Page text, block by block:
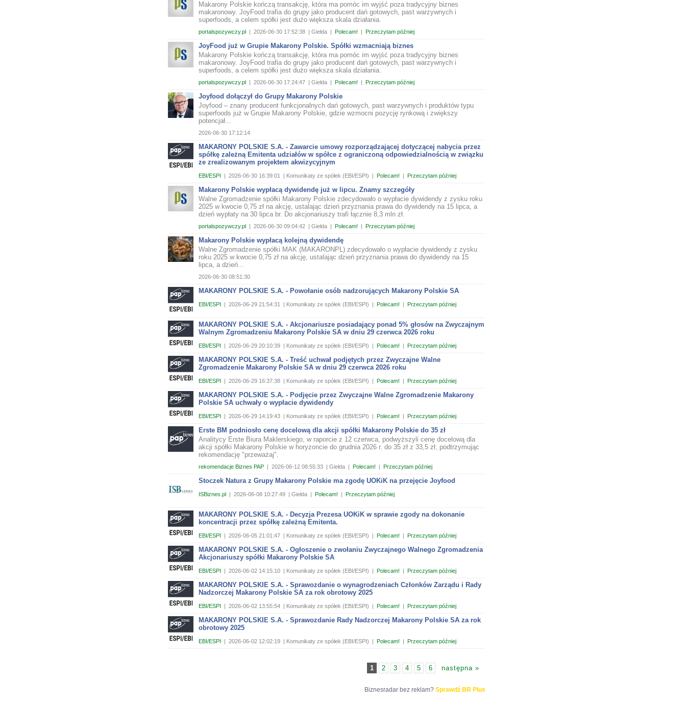
Makarony Polskie kończą transakcję, która ma pomóc im wyjść poza tradycyjny biznes
makaronowy. JoyFood trafia do grupy jako producent dań gotowych, past warzywnych i
superfoods, a celem spółki jest dużo większa skala działania.
portalspozywczy.pl | 2026-06-30 17:52:38 | Giełda | Polecam! | Przeczytam później
JoyFood już w Grupie Makarony Polskie. Spółki wzmacniają biznes
Makarony Polskie kończą transakcję, która ma pomóc im wyjść poza tradycyjny biznes
makaronowy. JoyFood trafia do grupy jako producent dań gotowych, past warzywnych i
superfoods, a celem spółki jest dużo większa skala działania.
portalspozywczy.pl | 2026-06-30 17:24:47 | Giełda | Polecam! | Przeczytam później
Joyfood dołączył do Grupy Makarony Polskie
Joyfood – znany producent funkcjonalnych dań gotowych, past warzywnych i produktów typu
superfoods już w Grupie Makarony Polskie, gdzie wzmocni pozycję rynkową i zwiększy
potencjał...
2026-06-30 17:12:14
MAKARONY POLSKIE S.A. - Zawarcie umowy rozporządzającej dotyczącej nabycia przez
spółkę zależną Emitenta udziałów w spółce z ograniczoną odpowiedzialnością w związku
ze zrealizowanym projektem akwizycyjnym
EBI/ESPI | 2026-06-30 16:39:01 | Komunikaty ze spółek (EBI/ESPI) | Polecam! | Przeczytam później
Makarony Polskie wypłacą dywidendę już w lipcu. Znamy szczegóły
Walne Zgromadzenie spółki Makarony Polskie zdecydowało o wypłacie dywidendy z zysku roku
2025 w kwocie 0,75 zł na akcję, ustalając dzień przyznania prawa do dywidendy na 15 lipca, a
dzień wypłaty na 30 lipca br. Do akcjonariuszy trafi łącznie 8,3 mln zł.
portalspozywczy.pl | 2026-06-30 09:04:42 | Giełda | Polecam! | Przeczytam później
Makarony Polskie wypłacą kolejną dywidendę
Walne Zgromadzenie spółki MAK (MAKARONPL) zdecydowało o wypłacie dywidendy z zysku
roku 2025 w kwocie 0,75 zł na akcję, ustalając dzień przyznania prawa do dywidendy na 15
lipca, a dzień...
2026-06-30 08:51:30
MAKARONY POLSKIE S.A. - Powołanie osób nadzorujących Makarony Polskie SA
EBI/ESPI | 2026-06-29 21:54:31 | Komunikaty ze spółek (EBI/ESPI) | Polecam! | Przeczytam później
MAKARONY POLSKIE S.A. - Akcjonariusze posiadający ponad 5% głosów na Zwyczajnym
Walnym Zgromadzeniu Makarony Polskie SA w dniu 29 czerwca 2026 roku
EBI/ESPI | 2026-06-29 20:10:39 | Komunikaty ze spółek (EBI/ESPI) | Polecam! | Przeczytam później
MAKARONY POLSKIE S.A. - Treść uchwał podjętych przez Zwyczajne Walne
Zgromadzenie Makarony Polskie SA w dniu 29 czerwca 2026 roku
EBI/ESPI | 2026-06-29 16:37:38 | Komunikaty ze spółek (EBI/ESPI) | Polecam! | Przeczytam później
MAKARONY POLSKIE S.A. - Podjęcie przez Zwyczajne Walne Zgromadzenie Makarony
Polskie SA uchwały o wypłacie dywidendy
EBI/ESPI | 2026-06-29 14:19:43 | Komunikaty ze spółek (EBI/ESPI) | Polecam! | Przeczytam później
Erste BM podniosło cenę docelową dla akcji spółki Makarony Polskie do 35 zł
Analitycy Erste Biura Maklerskiego, w raporcie z 12 czerwca, podwyższyli cenę docelową dla
akcji spółki Makarony Polskie w horyzoncie do grudnia 2026 r. do 35 zł z 33,5 zł, podtrzymując
rekomendację "przeważaj".
rekomendacje Biznes PAP | 2026-06-12 08:55:33 | Giełda | Polecam! | Przeczytam później
Stoczek Natura z Grupy Makarony Polskie ma zgodę UOKiK na przejęcie Joyfood
ISBiznes.pl | 2026-06-08 10:27:49 | Giełda | Polecam! | Przeczytam później
MAKARONY POLSKIE S.A. - Decyzja Prezesa UOKiK w sprawie zgody na dokonanie
koncentracji przez spółkę zależną Emitenta.
EBI/ESPI | 2026-06-05 21:01:47 | Komunikaty ze spółek (EBI/ESPI) | Polecam! | Przeczytam później
MAKARONY POLSKIE S.A. - Ogłoszenie o zwołaniu Zwyczajnego Walnego Zgromadzenia
Akcjonariuszy spółki Makarony Polskie SA
EBI/ESPI | 2026-06-02 14:15:10 | Komunikaty ze spółek (EBI/ESPI) | Polecam! | Przeczytam później
MAKARONY POLSKIE S.A. - Sprawozdanie o wynagrodzeniach Członków Zarządu i Rady
Nadzorczej Makarony Polskie SA za rok obrotowy 2025
EBI/ESPI | 2026-06-02 13:55:54 | Komunikaty ze spółek (EBI/ESPI) | Polecam! | Przeczytam później
MAKARONY POLSKIE S.A. - Sprawozdanie Rady Nadzorczej Makarony Polskie SA za rok
obrotowy 2025
EBI/ESPI | 2026-06-02 12:02:19 | Komunikaty ze spółek (EBI/ESPI) | Polecam! | Przeczytam później
1 2 3 4 5 6 następna »
Biznesradar bez reklam? Sprawdź BR Plus